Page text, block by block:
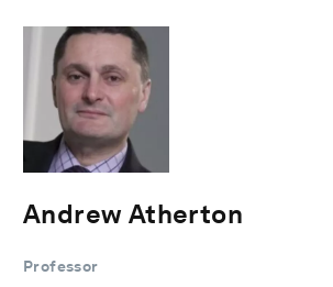
Andrew Atherton
Professor